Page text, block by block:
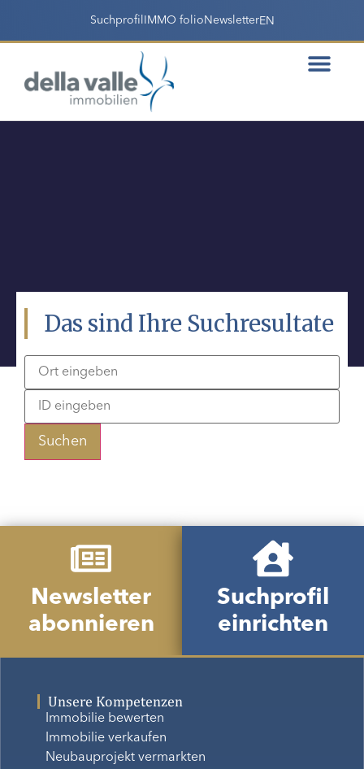
Suchprofil IMMO folio NewsletterEN
Das sind Ihre Suchresultate
Suchen
Newsletter
abonnieren
Suchprofil
einrichten
Unsere Kompetenzen
Immobilie bewerten
Immobilie verkaufen
Neubauprojekt vermarkten